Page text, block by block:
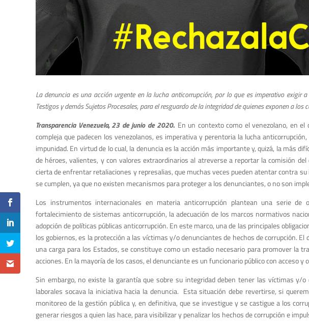
La denuncia es una acción urgente en la lucha anticorrupción, por lo que es imperativo exigir
Testigos y demás Sujetos Procesales, para el resguardo de la integridad de quienes exponen a los
Transparencia Venezuela, 23 de junio de 2020. En un contexto como el venezolano, en
compleja que padecen los venezolanos, es imperativa y perentoria la lucha
impunidad. En virtud de lo cual, la denuncia es la acción más importante y, quizá, la más
de héroes, valientes, y con valores extraordinarios al atreverse a reportar la comisión
cierta de enfrentar retaliaciones y represalias, que muchas veces pueden atentar contra
se cumplen, ya que no existen mecanismos para proteger a los denunciantes, o no son
Los instrumentos internacionales en materia anticorrupción plantean una serie de
fortalecimiento de sistemas anticorrupción, la adecuación de los marcos normativos
adopción de políticas públicas anticorrupción. En este marco, una de las principales
los gobiernos, es la protección a las víctimas y/o denunciantes de hechos de corrupción.
una carga para los Estados, se constituye como un estadio necesario para promover la
acciones. En la mayoría de los casos, el denunciante es un funcionario público con acceso
Sin embargo, no existe la garantía que sobre su integridad deben tener las víctimas y/
laborales socava la iniciativa hacia la denuncia. Esta situación debe revertirse, si
monitoreo de la gestión pública y, en definitiva, que se investigue y se castigue a los
generar riesgos a quien las hace, para visibilizar y penalizar los hechos de corrupción e